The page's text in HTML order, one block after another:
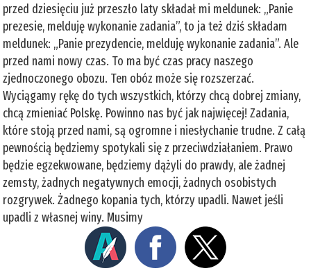
przed dziesięciu już przeszło laty składał mi meldunek: „Panie
prezesie, melduję wykonanie zadania”, to ja też dziś składam
meldunek: „Panie prezydencie, melduję wykonanie zadania”. Ale
przed nami nowy czas. To ma być czas pracy naszego
zjednoczonego obozu. Ten obóz może się rozszerzać.
Wyciągamy rękę do tych wszystkich, którzy chcą dobrej zmiany,
chcą zmieniać Polskę. Powinno nas być jak najwięcej! Zadania,
które stoją przed nami, są ogromne i niesłychanie trudne. Z całą
pewnością będziemy spotykali się z przeciwdziałaniem. Prawo
będzie egzekwowane, będziemy dążyli do prawdy, ale żadnej
zemsty, żadnych negatywnych emocji, żadnych osobistych
rozgrywek. Żadnego kopania tych, którzy upadli. Nawet jeśli
upadli z własnej winy. Musimy